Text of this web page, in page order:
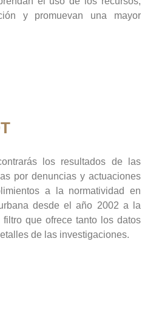
y promuevan una mayor
los resultados de las
por denuncias y actuaciones
a la normatividad en
desde el año 2002 a la
que ofrece tanto los datos
de las investigaciones.